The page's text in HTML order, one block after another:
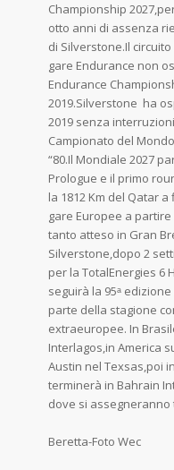
Championship
otto anni di assenza
di Silverstone.Il
gare Endurance non
Endurance
2019.Silverstone ha
2019 senza
Campionato del
“80.Il Mondiale 2027
Prologue e il primo
la 1812 Km del Qatar
gare Europee a
tanto atteso in Gran
Silverstone,dopo 2
per la TotalEnergies 6
seguirà la 95ᵃ
parte della stagione
extraeuropee. In
Interlagos,in America
Austin nel Texsas,poi
terminerà in Bahrain
dove si
Testo
Beretta-